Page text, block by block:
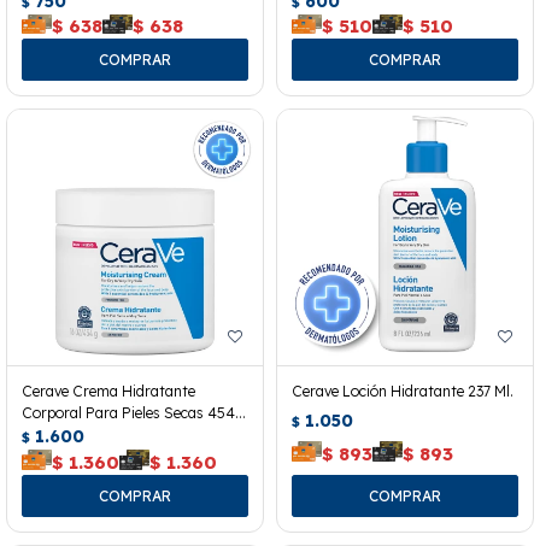
$ 638 $ 638 $ 510 $ 510
Cerave Crema Hidratante
Corporal Para Pieles Secas 454
Grs.
$ 1.600
$ 1.360 $ 1.360
Cerave Loción Hidratante 237 Ml.
$ 1.050
$ 893 $ 893